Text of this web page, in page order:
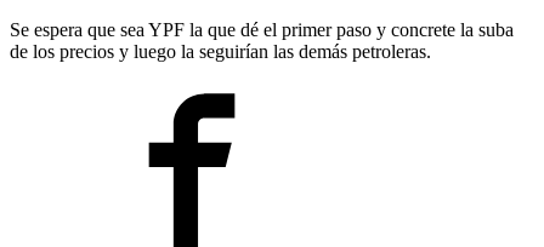
Se espera que sea YPF la que dé el primer paso y concrete la suba
de los precios y luego la seguirían las demás petroleras.